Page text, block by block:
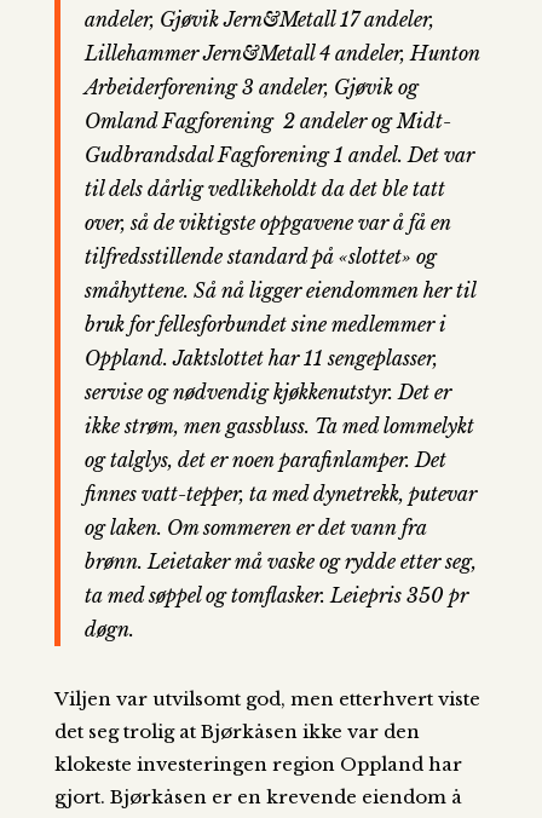
andeler, Gjøvik Jern&Metall 17 andeler,
Lillehammer Jern&Metall 4 andeler, Hunton
Arbeiderforening 3 andeler, Gjøvik og
Omland Fagforening 2 andeler og Midt-
Gudbrandsdal Fagforening 1 andel. Det var
til dels dårlig vedlikeholdt da det ble tatt
over, så de viktigste oppgavene var å få en
tilfredsstillende standard på «slottet» og
småhyttene. Så nå ligger eiendommen her til
bruk for fellesforbundet sine medlemmer i
Oppland. Jaktslottet har 11 sengeplasser,
servise og nødvendig kjøkkenutstyr. Det er
ikke strøm, men gassbluss. Ta med lommelykt
og talglys, det er noen parafinlamper. Det
finnes vatt-tepper, ta med dynetrekk, putevar
og laken. Om sommeren er det vann fra
brønn. Leietaker må vaske og rydde etter seg,
ta med søppel og tomflasker. Leiepris 350 pr
døgn.
Viljen var utvilsomt god, men etterhvert viste
det seg trolig at Bjørkåsen ikke var den
klokeste investeringen region Oppland har
gjort. Bjørkåsen er en krevende eiendom å